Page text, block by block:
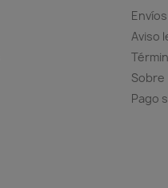
Aviso
Pago